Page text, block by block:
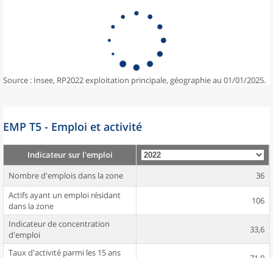
Source : Insee, RP2022 exploitation principale, géographie au 01/01/2025.
EMP T5 - Emploi et activité
Indicateur sur l'emploi
Nombre d'emplois dans la zone
36
Actifs ayant un emploi résidant
dans la zone
106
Indicateur de concentration
d'emploi
33,6
Taux d'activité parmi les 15 ans